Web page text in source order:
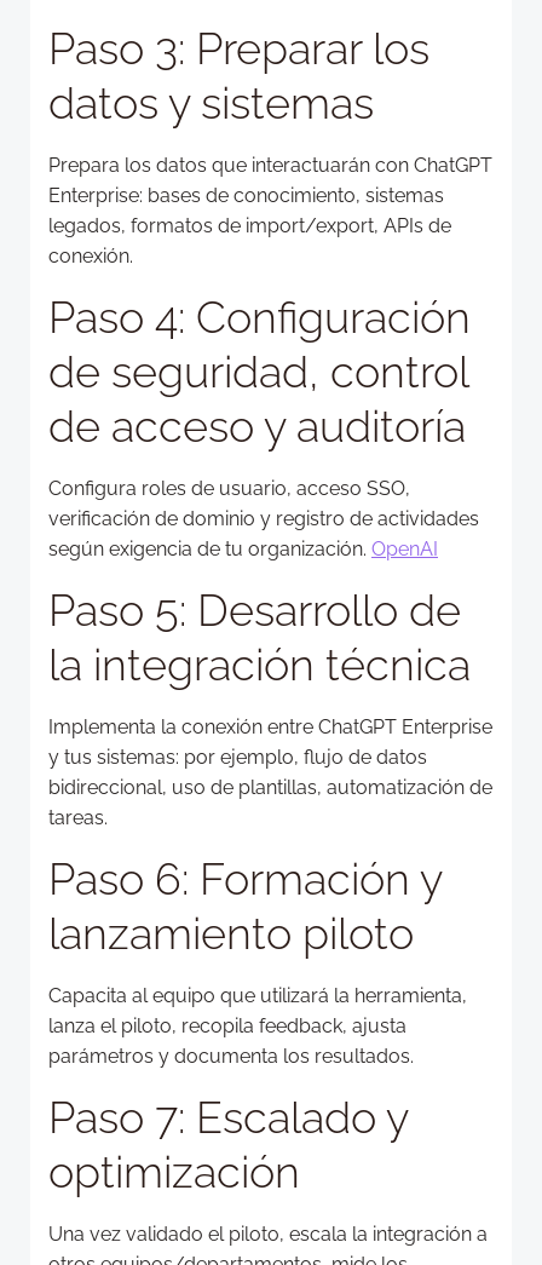
Paso 3: Preparar los
datos y sistemas
Prepara los datos que interactuarán con ChatGPT
Enterprise: bases de conocimiento, sistemas
legados, formatos de import/export, APIs de
conexión.
Paso 4: Configuración
de seguridad, control
de acceso y auditoría
Configura roles de usuario, acceso SSO,
verificación de dominio y registro de actividades
según exigencia de tu organización. OpenAI
Paso 5: Desarrollo de
la integración técnica
Implementa la conexión entre ChatGPT Enterprise
y tus sistemas: por ejemplo, flujo de datos
bidireccional, uso de plantillas, automatización de
tareas.
Paso 6: Formación y
lanzamiento piloto
Capacita al equipo que utilizará la herramienta,
lanza el piloto, recopila feedback, ajusta
parámetros y documenta los resultados.
Paso 7: Escalado y
optimización
Una vez validado el piloto, escala la integración a